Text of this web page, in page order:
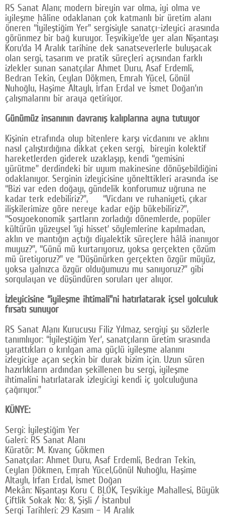
© 2026 TÜM HAKLARI SAKLIDIR
RS Sanat Alanı; modern bireyin var olma, iyi olma ve
iyileşme hâline odaklanan çok katmanlı bir üretim alanı
öneren “İyileştiğim Yer” sergisiyle sanatçı-izleyici arasında
görünmez bir bağ kuruyor. Teşvikiye’de yer alan Nişantaşı
Koru’da 14 Aralık tarihine dek sanatseverlerle buluşacak
olan sergi, tasarım ve pratik süreçleri açısından farklı
izlekler sunan sanatçılar Ahmet Duru, Asaf Erdemli,
Bedran Tekin, Ceylan Dökmen, Emrah Yücel, Gönül
Nuhoğlu, Haşime Altaylı, İrfan Erdal ve İsmet Doğan’ın
çalışmalarını bir araya getiriyor.
Günümüz insanının davranış kalıplarına ayna tutuyor
Kişinin etrafında olup bitenlere karşı vicdanını ve aklını
nasıl çalıştırdığına dikkat çeken sergi, bireyin kolektif
hareketlerden giderek uzaklaşıp, kendi “gemisini
yürütme” derdindeki bir uyum makinesine dönüşebildiğini
odaklanıyor. Serginin izleyicisine yönelttikleri arasında ise
“Bizi var eden doğayı, gündelik konforumuz uğruna ne
kadar terk edebiliriz?”, “Vicdanı ve ruhaniyeti, çıkar
ilişkilerimize göre nereye kadar eğip bükebiliriz?”,
“Sosyoekonomik şartların zorladığı dönemlerde, popüler
kültürün yüzeysel ‘iyi hisset’ söylemlerine kapılmadan,
aklın ve mantığın açtığı diyalektik süreçlere hâlâ inanıyor
muyuz?”, “Günü mü kurtarıyoruz, yoksa gerçekten çözüm
mü üretiyoruz?” ve “Düşünürken gerçekten özgür müyüz,
yoksa yalnızca özgür olduğumuzu mu sanıyoruz?” gibi
sorgulayan ve düşündüren soruları yer alıyor.
İzleyicisine “iyileşme ihtimali”ni hatırlatarak içsel yolculuk
fırsatı sunuyor
RS Sanat Alanı Kurucusu Filiz Yılmaz, sergiyi şu sözlerle
tanımlıyor: “İyileştiğim Yer’, sanatçıların üretim sırasında
yarattıkları o kırılgan ama güçlü iyileşme alanını
izleyiciye açan seçkin bir durak bizim için. Uzun süren
hazırlıkların ardından şekillenen bu sergi, iyileşme
ihtimalini hatırlatarak izleyiciyi kendi iç yolculuğuna
çağırıyor.”
KÜNYE:
Sergi: İyileştiğim Yer
Galeri: RS Sanat Alanı
Küratör: M. Kıvanç Gökmen
Sanatçılar: Ahmet Duru, Asaf Erdemli, Bedran Tekin,
Ceylan Dökmen, Emrah Yücel,Gönül Nuhoğlu, Haşime
Altaylı, İrfan Erdal, İsmet Doğan
Mekân: Nişantaşı Koru C BLOK, Teşvikiye Mahallesi, Büyük
Çiftlik Sokak No: 8, Şişli / İstanbul
Sergi Tarihleri: 29 Kasım – 14 Aralık